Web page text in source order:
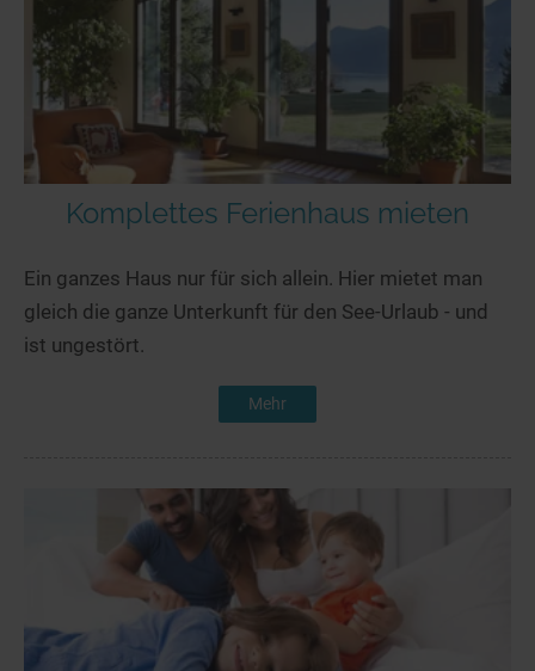
Komplettes Ferienhaus mieten
Ein ganzes Haus nur für sich allein. Hier mietet man
gleich die ganze Unterkunft für den See-Urlaub - und
ist ungestört.
Mehr